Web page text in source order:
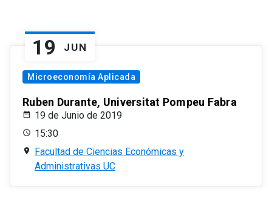
19 JUN
Microeconomía Aplicada
Ruben Durante, Universitat Pompeu Fabra
19 de Junio de 2019
15:30
Facultad de Ciencias Económicas y
Administrativas UC